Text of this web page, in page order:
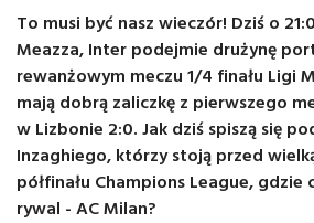
To musi być nasz wieczór! Dziś o
Meazza, Inter podejmie drużynę
rewanżowym meczu 1/4 finału Ligi
mają dobrą zaliczkę z pierwszego
w Lizbonie 2:0. Jak dziś spiszą się
Inzaghiego, którzy stoją przed
półfinału Champions League, gdzie
rywal - AC Milan?